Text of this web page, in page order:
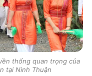
thống quan trọng của
tại Ninh Thuận